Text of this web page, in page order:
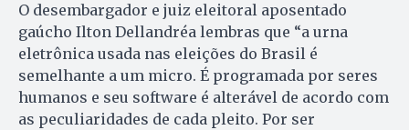
O desembargador e juiz eleitoral aposentado
gaúcho Ilton Dellandréa lembras que “a urna
eletrônica usada nas eleições do Brasil é
semelhante a um micro. É programada por seres
humanos e seu software é alterável de acordo com
as peculiaridades de cada pleito. Por ser